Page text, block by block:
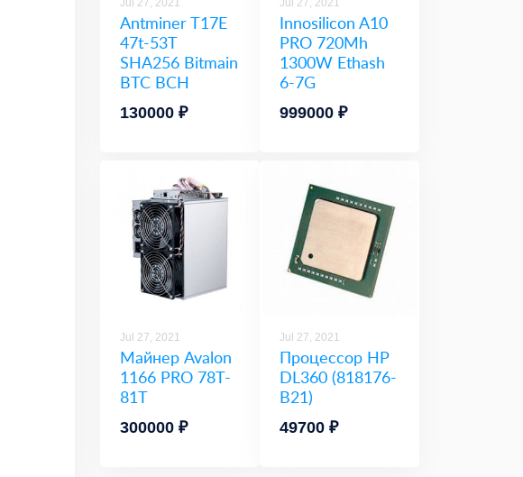
Jul 27, 2021
Antminer T17E
47t-53T
SHA256 Bitmain
BTC BCH
130000 ₽
Jul 27, 2021
Innosilicon A10
PRO 720Mh
1300W Ethash
6-7G
999000 ₽
Jul 27, 2021
Майнер Avalon
1166 PRO 78T-
81T
300000 ₽
Jul 27, 2021
Процессор HP
DL360 (818176-
B21)
49700 ₽